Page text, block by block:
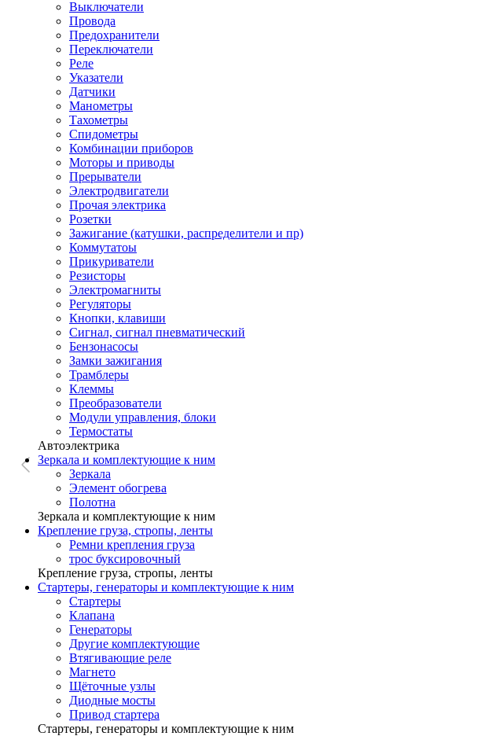
Выключатели
Провода
Предохранители
Переключатели
Реле
Указатели
Датчики
Манометры
Тахометры
Спидометры
Комбинации приборов
Моторы и приводы
Прерыватели
Электродвигатели
Прочая электрика
Розетки
Зажигание (катушки, распределители и пр)
Коммутатоы
Прикуриватели
Резисторы
Электромагниты
Регуляторы
Кнопки, клавиши
Сигнал, сигнал пневматический
Бензонасосы
Замки зажигания
Трамблеры
Клеммы
Преобразователи
Модули управления, блоки
Термостаты
Автоэлектрика
Зеркала и комплектующие к ним
Зеркала
Элемент обогрева
Полотна
Зеркала и комплектующие к ним
Крепление груза, стропы, ленты
Ремни крепления груза
трос буксировочный
Крепление груза, стропы, ленты
Стартеры, генераторы и комплектующие к ним
Стартеры
Клапана
Генераторы
Другие комплектующие
Втягивающие реле
Магнето
Щёточные узлы
Диодные мосты
Привод стартера
Стартеры, генераторы и комплектующие к ним